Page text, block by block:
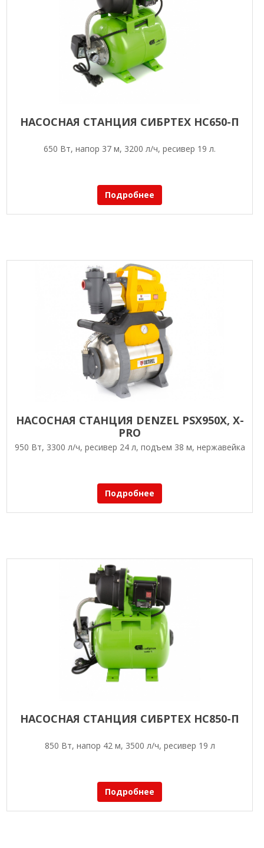
НАСОСНАЯ СТАНЦИЯ СИБРТЕХ НС650-П
650 Вт, напор 37 м, 3200 л/ч, ресивер 19 л.
Подробнее
НАСОСНАЯ СТАНЦИЯ DENZEL PSХ950X, Х-
PRO
950 Вт, 3300 л/ч, ресивер 24 л, подъем 38 м, нержавейка
Подробнее
НАСОСНАЯ СТАНЦИЯ СИБРТЕХ НС850-П
850 Вт, напор 42 м, 3500 л/ч, ресивер 19 л
Подробнее